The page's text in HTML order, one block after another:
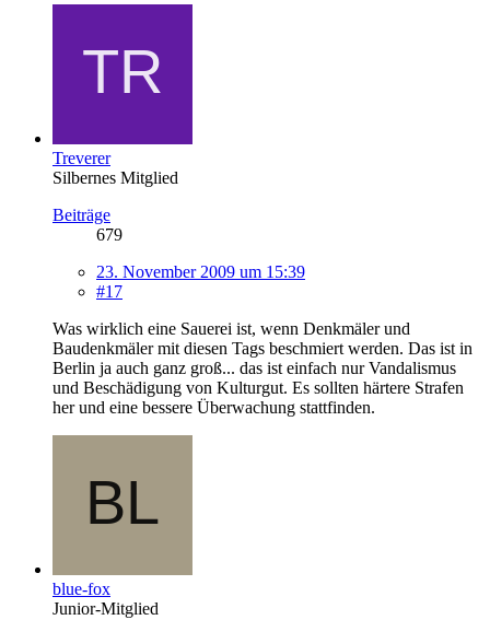
Treverer
Silbernes Mitglied
Beiträge
679
23. November 2009 um 15:39
#17
Was wirklich eine Sauerei ist, wenn Denkmäler und
Baudenkmäler mit diesen Tags beschmiert werden. Das ist in
Berlin ja auch ganz groß... das ist einfach nur Vandalismus
und Beschädigung von Kulturgut. Es sollten härtere Strafen
her und eine bessere Überwachung stattfinden.
blue-fox
Junior-Mitglied